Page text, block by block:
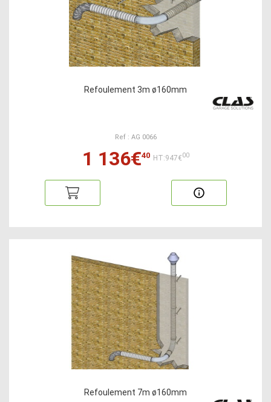
Refoulement 3m ø160mm
Ref : AG 0066
1 136€40 HT:947€00
Refoulement 7m ø160mm